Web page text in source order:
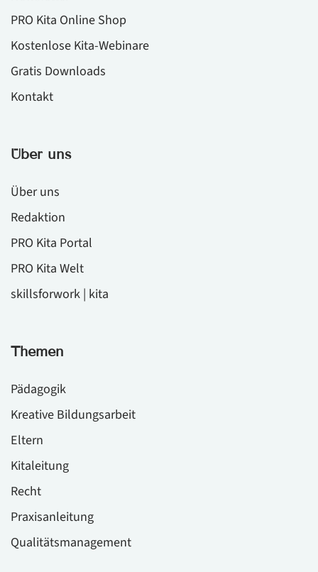
PRO Kita Online Shop
Kostenlose Kita-Webinare
Gratis Downloads
Kontakt
Über uns
Über uns
Redaktion
PRO Kita Portal
PRO Kita Welt
skillsforwork | kita
Themen
Pädagogik
Kreative Bildungsarbeit
Eltern
Kitaleitung
Recht
Praxisanleitung
Qualitätsmanagement